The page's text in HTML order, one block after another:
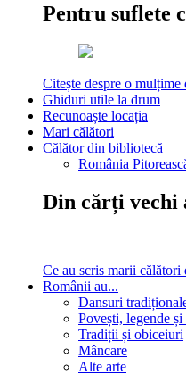
Pentru suflete
Citește despre o mulțime
Ghiduri utile la drum
Recunoaște locația
Mari călători
Călător din bibliotecă
România
Din cărți vechi
Ce au scris marii călători
Românii au...
Dansuri
Povești, legende
Tradiții și obiceiuri
Mâncare
Alte arte